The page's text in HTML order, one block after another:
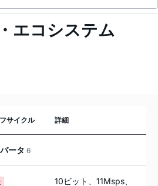
エコシステム
サイクル 詳細
ータ 6
10ビット、11Msps、